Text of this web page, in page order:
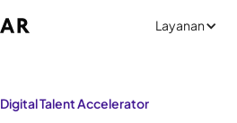
Layanan
Digital Talent Accelerator